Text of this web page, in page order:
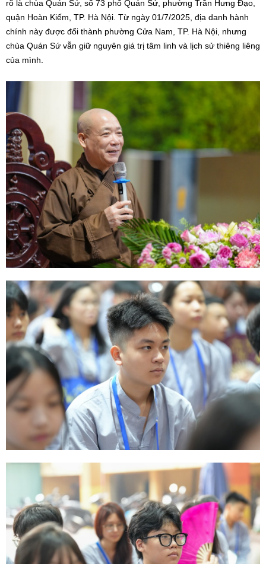
rõ là chùa Quán Sứ, số 73 phố Quán Sứ, phường Trần Hưng Đạo,
quận Hoàn Kiếm, TP. Hà Nội. Từ ngày 01/7/2025, địa danh hành
chính này được đổi thành phường Cửa Nam, TP. Hà Nội, nhưng
chùa Quán Sứ vẫn giữ nguyên giá trị tâm linh và lịch sử thiêng liêng
của mình.